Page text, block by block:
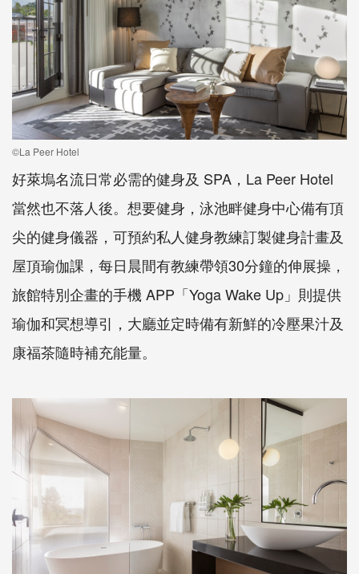
©La Peer Hotel
好萊塢名流日常必需的健身及 SPA，La Peer Hotel
當然也不落人後。想要健身，泳池畔健身中心備有頂
尖的健身儀器，可預約私人健身教練訂製健身計畫及
屋頂瑜伽課，每日晨間有教練帶領30分鐘的伸展操，
旅館特別企畫的手機 APP「Yoga Wake Up」則提供
瑜伽和冥想導引，大廳並定時備有新鮮的冷壓果汁及
康福茶隨時補充能量。